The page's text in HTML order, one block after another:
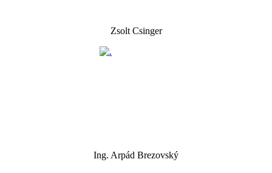
Zsolt Csinger
Ing. Arpád Brezovský